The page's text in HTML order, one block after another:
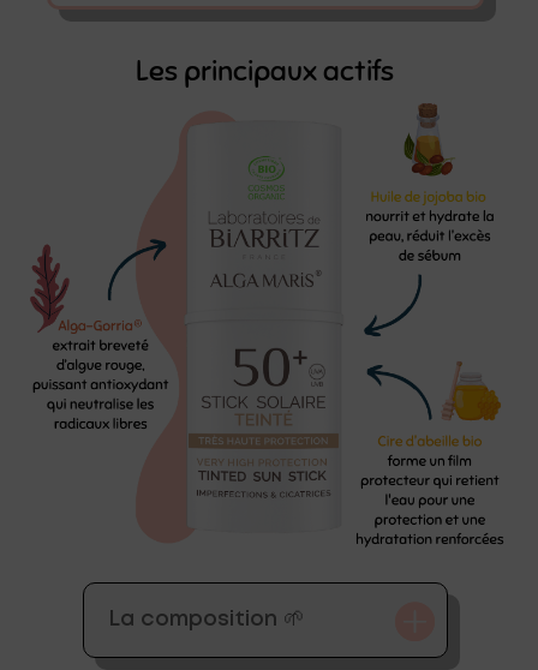
Les principaux actifs
La composition 🌱